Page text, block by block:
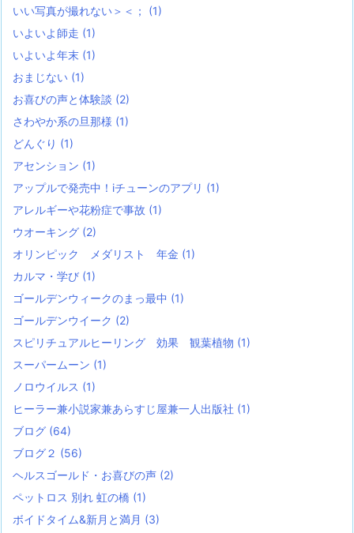
いい写真が撮れない＞＜； (1)
いよいよ師走 (1)
いよいよ年末 (1)
おまじない (1)
お喜びの声と体験談 (2)
さわやか系の旦那様 (1)
どんぐり (1)
アセンション (1)
アップルで発売中！iチューンのアプリ (1)
アレルギーや花粉症で事故 (1)
ウオーキング (2)
オリンピック メダリスト 年金 (1)
カルマ・学び (1)
ゴールデンウィークのまっ最中 (1)
ゴールデンウイーク (2)
スピリチュアルヒーリング 効果 観葉植物 (1)
スーパームーン (1)
ノロウイルス (1)
ヒーラー兼小説家兼あらすじ屋兼一人出版社 (1)
ブログ (64)
ブログ２ (56)
ヘルスゴールド・お喜びの声 (2)
ペットロス 別れ 虹の橋 (1)
ボイドタイム&新月と満月 (3)